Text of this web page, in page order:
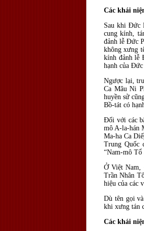
Các khái
Sau khi Đức
cung kính,
đảnh lễ Đức
không xưng
kính đảnh lễ
hạnh của Đức
Ngược lại,
Ca Mâu Ni
huyền sử
Bồ-tát có
Đối với các
mô A-la-hán
Ma-ha Ca
Trung Quốc
“Nam-mô
Ở Việt
Trần Nhân
hiệu của các
Dù tên gọi
khi xưng tán
Các khái